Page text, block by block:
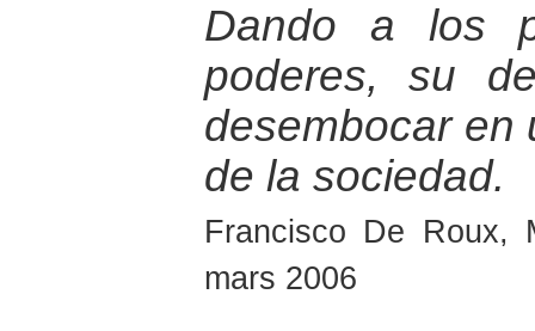
Dando a los
poderes, su
desembocar en
de la sociedad.
Francisco De Roux,
mars 2006